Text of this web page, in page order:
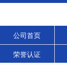
公司首页
荣誉认证